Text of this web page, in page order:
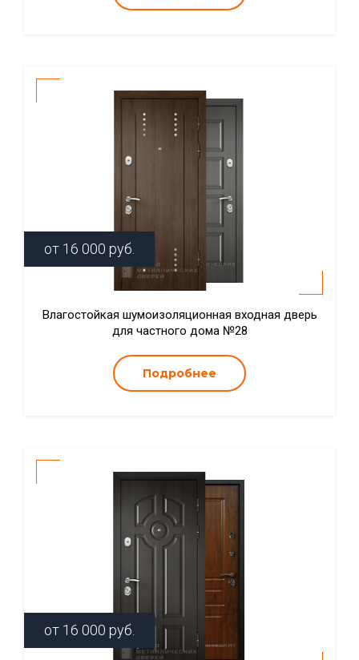
от 16 000 руб.
Влагостойкая шумоизоляционная входная дверь
для частного дома №28
Подробнее
от 16 000 руб.